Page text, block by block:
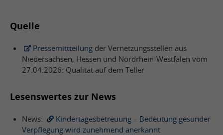
Quelle
Pressemittteilung der Vernetzungsstellen aus
Niedersachsen, Hessen und Nordrhein-Westfalen vom
27.04.2026: Qualität auf dem Teller
Lesenswertes zur News
News:
Kindertagesbetreuung – Bedeutung gesunder
Verpflegung wird zunehmend anerkannt